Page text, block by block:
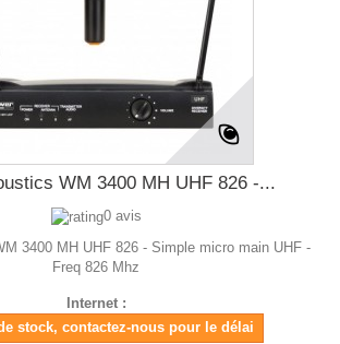
WM 3400 MH UHF 826 -...
0 avis
3400 MH UHF 826 - Simple micro main UHF -
Freq 826 Mhz
Internet :
stock, contactez-nous pour le délai